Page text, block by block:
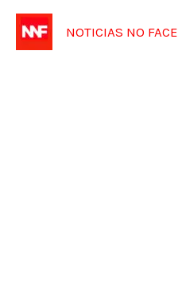
para
NOTICIAS NO FACE